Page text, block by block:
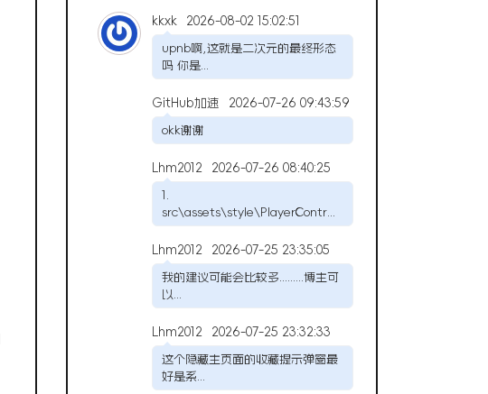
kkxk 2026-08-02 15:02:51
upnb啊,这就是二次元的最终形态
吗 你是...
GitHub加速 2026-07-26 09:43:59
okk谢谢
Lhm2012 2026-07-26 08:40:25
1.
src\assets\style\PlayerContr...
Lhm2012 2026-07-25 23:35:05
我的建议可能会比较多.........博主可
以...
Lhm2012 2026-07-25 23:32:33
这个隐藏主页面的收藏提示弹窗最
好是系...